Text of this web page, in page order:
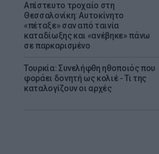
Απίστευτο τροχαίο στη
Θεσσαλονίκη: Αυτοκίνητο
«πέταξε» σαν από ταινία
καταδίωξης και «ανέβηκε» πάνω
σε παρκαρισμένο
Τουρκία: Συνελήφθη ηθοποιός που
φοράει δoνητή ως κολιέ - Τι της
καταλογίζουν οι αρχές